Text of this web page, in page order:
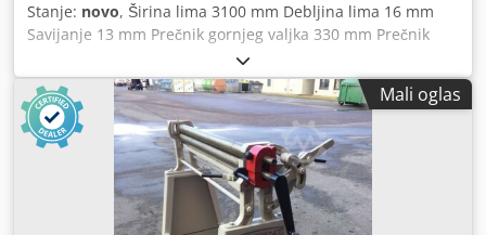
Stanje: novo, Širina lima 3100 mm Debljina lima 16 mm
Savijanje 13 mm Prečnik gornjeg valjka 330 mm Prečnik
donjeg valjka 300 mm Prečnik bočnog valjka 240 mm
Ukupna potrebna snaga 11 kW Dimenzije mašine
5600x1650x1900 mm Težina mašine cca 10.600 kg
Pribor/oprema: - Uređaj za konusno savijanje - Indukciono
kaljeni valjci - Digitalni prikaz za bočne valjke - Mašina od
čelične konstrukcije - Poseban upravljački pult Cedpfx
Apjyv I Smsnoha - Dve brzine - Svi valjci na kugličnim
ležajevima - Klapno i potporno ležište gornjeg valjka se
Mali oglas